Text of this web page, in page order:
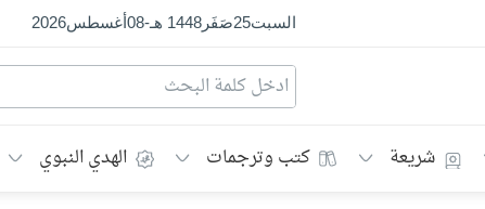
السبت25صَفَر1448 هـ -
08أغسطس2026
شريعة كتب وترجمات الهدي النبوي